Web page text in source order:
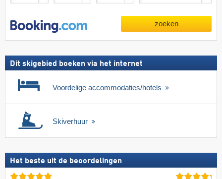
zoeken
Dit skigebied boeken via het internet
Voordelige accommodaties/hotels
Skiverhuur
Het beste uit de beoordelingen